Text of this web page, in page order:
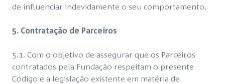
de influenciar indevidamente o seu comportamento.
5. Contratação de Parceiros
5.1. Com o objetivo de assegurar que os Parceiros
contratados pela Fundação respeitam o presente
Código e a legislação existente em matéria de